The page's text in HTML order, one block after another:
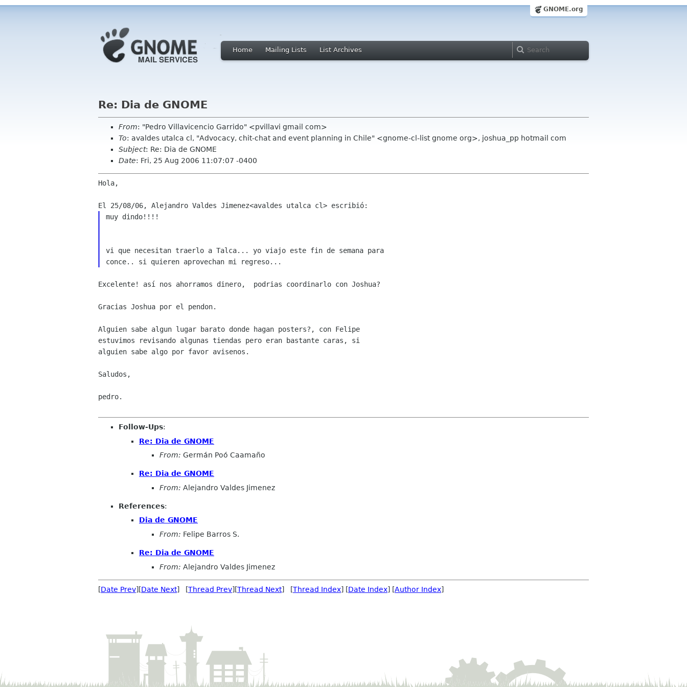
GNOME.org
Home Mailing Lists List Archives
Re: Dia de GNOME
From: "Pedro Villavicencio Garrido" <pvillavi gmail com>
To: avaldes utalca cl, "Advocacy, chit-chat and event planning in Chile" <gnome-cl-list gnome org>, joshua_pp hotmail com
Subject: Re: Dia de GNOME
Date: Fri, 25 Aug 2006 11:07:07 -0400
Hola,
muy dindo!!!!
vi que necesitan traerlo a Talca... yo viajo este fin de semana para
Excelente! así nos ahorramos dinero,  podrias coordinarlo con Joshua?
Gracias Joshua por el pendon.
Alguien sabe algun lugar barato donde hagan posters?, con Felipe
estuvimos revisando algunas tiendas pero eran bastante caras, si
alguien sabe algo por favor avisenos.
Saludos,
pedro.
Follow-Ups:
Re: Dia de GNOME
From: Germán Poó Caamaño
Re: Dia de GNOME
From: Alejandro Valdes Jimenez
References:
Dia de GNOME
From: Felipe Barros S.
Re: Dia de GNOME
From: Alejandro Valdes Jimenez
[Date Prev][Date Next] [Thread Prev][Thread Next] [Thread Index] [Date Index] [Author Index]